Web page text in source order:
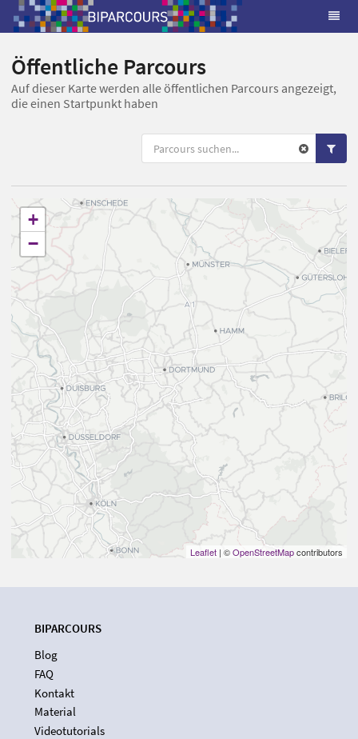
Öffentliche Parcours
Auf dieser Karte werden alle öffentlichen Parcours angezeigt,
die einen Startpunkt haben
+
−
Leaflet | ©OpenStreetMapcontributors
BIPARCOURS
Blog
FAQ
Kontakt
Material
Videotutorials